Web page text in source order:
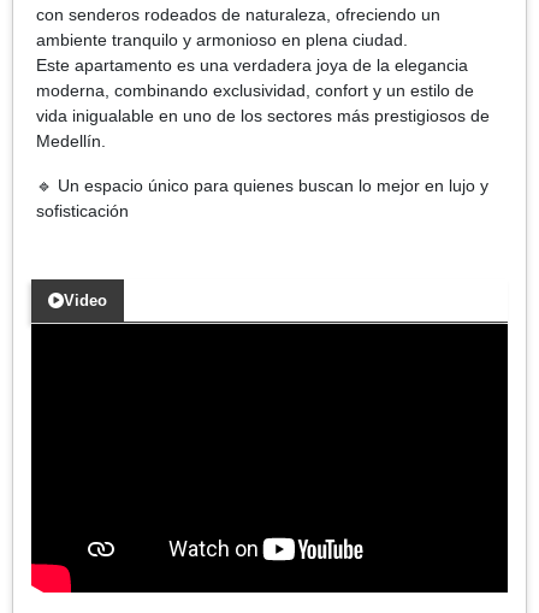
con senderos rodeados de naturaleza, ofreciendo un
ambiente tranquilo y armonioso en plena ciudad.
Este apartamento es una verdadera joya de la elegancia
moderna, combinando exclusividad, confort y un estilo de
vida inigualable en uno de los sectores más prestigiosos de
Medellín.
🔹 Un espacio único para quienes buscan lo mejor en lujo y
sofisticación
Video